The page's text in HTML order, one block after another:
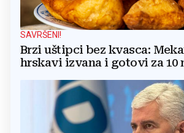
SAVRŠENI!
Brzi uštipci bez kvasca:
hrskavi izvana i gotovi za 10